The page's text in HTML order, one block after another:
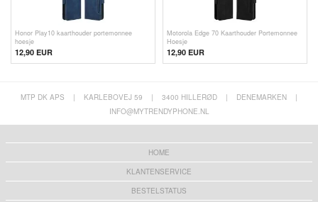
Honor Play10 kaarthouder portemonnee
hoesje
12,90 EUR
Motorola Edge 70 Kaarthouder Portemonnee
Hoesje
12,90 EUR
MTP DK APS | KARLEBOVEJ 59 | 3400 HILLERØD | DENEMARKEN
|
INFO@MYTRENDYPHONE.NL
HOME
KLANTENSERVICE
BESTELSTATUS